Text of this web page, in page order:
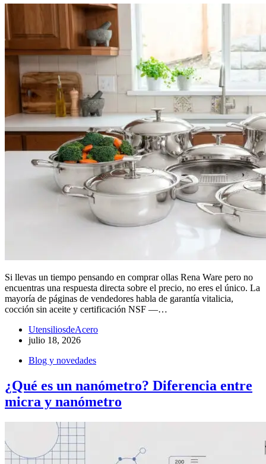
Si llevas un tiempo pensando en comprar ollas Rena Ware pero no
encuentras una respuesta directa sobre el precio, no eres el único. La
mayoría de páginas de vendedores habla de garantía vitalicia,
cocción sin aceite y certificación NSF —…
UtensiliosdeAcero
julio 18, 2026
Blog y novedades
¿Qué es un nanómetro? Diferencia entre
micra y nanómetro